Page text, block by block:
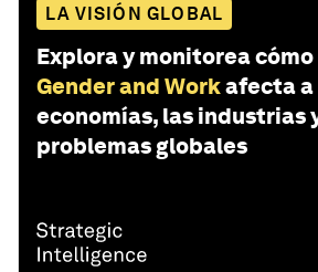
LA VISIÓN GLOBAL
Explora y monitorea cómo
Gender and Workafecta a
economías, las industrias
problemas globales